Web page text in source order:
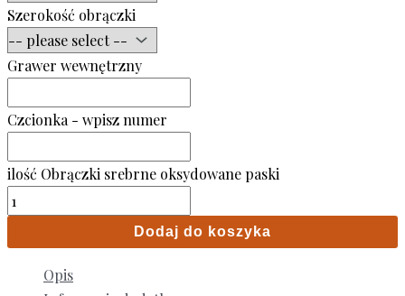
Szerokość obrączki
Grawer wewnętrzny
Czcionka - wpisz numer
ilość Obrączki srebrne oksydowane paski
Dodaj do koszyka
Opis